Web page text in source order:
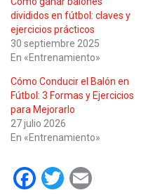
divididos en fútbol: claves y
ejercicios prácticos
30 septiembre 2025
En «Entrenamiento»
Cómo Conducir el Balón en
Fútbol: 3 Formas y Ejercicios
para Mejorarlo
27 julio 2026
En «Entrenamiento»
Facebook
Twitter